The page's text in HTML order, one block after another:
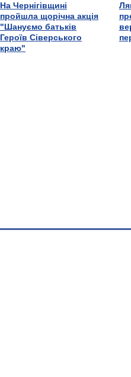
На Чернігівщині
пройшла щорічна акція
"Шануємо батьків
Героїв Сіверського
краю"